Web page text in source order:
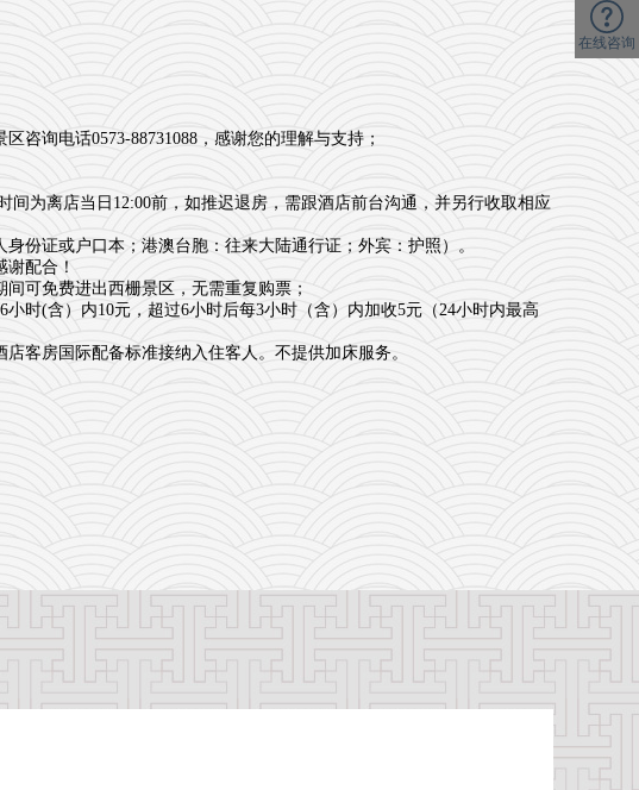
咨询电话0573-88731088，感谢您的理解与支持；
为离店当日12:00前，如推迟退房，需跟酒店前台沟通，并另行收取相应
份证或户口本；港澳台胞：往来大陆通行证；外宾：护照）。
谢配合！
可免费进出西栅景区，无需重复购票；
时(含）内10元，超过6小时后每3小时（含）内加收5元（24小时内最高
客房国际配备标准接纳入住客人。不提供加床服务。
在线咨询